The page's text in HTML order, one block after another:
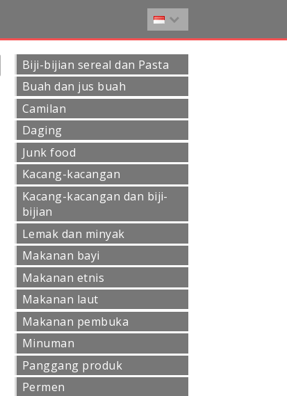
Biji-bijian sereal dan Pasta
Buah dan jus buah
Camilan
Daging
Junk food
Kacang-kacangan
Kacang-kacangan dan biji-
bijian
Lemak dan minyak
Makanan bayi
Makanan etnis
Makanan laut
Makanan pembuka
Minuman
Panggang produk
Permen